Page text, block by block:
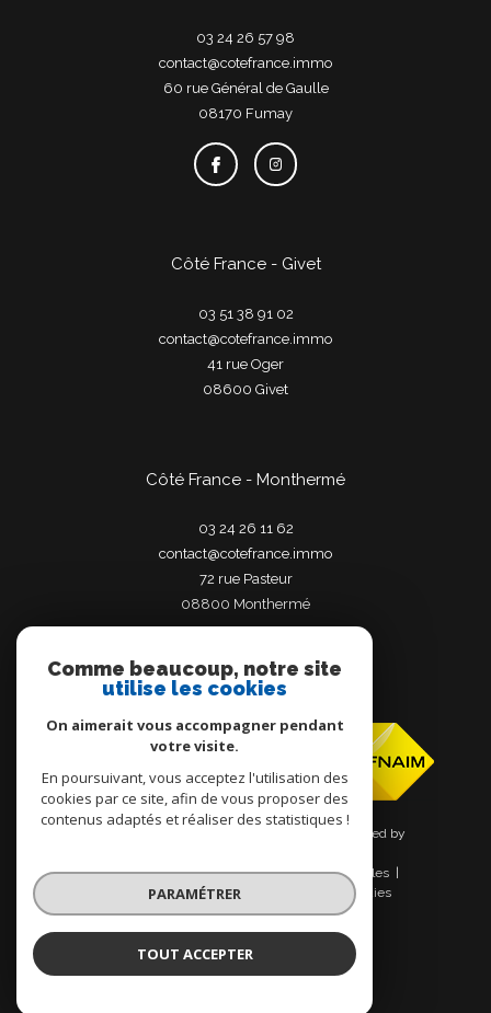
03 24 26 57 98
contact@cotefrance.immo
60 rue Général de Gaulle
08170
fumay
Côté France - Givet
03 51 38 91 02
contact@cotefrance.immo
41 rue Oger
08600
givet
Côté France - Monthermé
03 24 26 11 62
contact@cotefrance.immo
72 rue Pasteur
08800
monthermé
Adhérents
© 2026 | Tous droits réservés | Traduction powered by
Nos honoraires
Plan du site
Mentions légales
Nos liens Politique RGPD Cookies
Comme beaucoup, notre site
utilise les cookies
On aimerait vous accompagner pendant
votre visite.
En poursuivant, vous acceptez l'utilisation des
cookies par ce site, afin de vous proposer des
contenus adaptés et réaliser des statistiques !
PARAMÉTRER
TOUT ACCEPTER